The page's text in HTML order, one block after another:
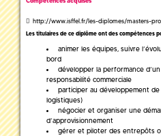
http://www.isffel.fr/les-diplomes/masters-
Les titulaires de ce diplôme ont des compétences
animer les équipes, suivre
bord
développer la performance
responsabilité commerciale
participer au développement
logistiques)
négocier et organiser une
d’approvisionnement
gérer et piloter des entrepôts